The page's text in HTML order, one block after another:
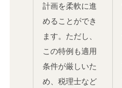
計画を柔軟に進
めることができ
ます。ただし、
この特例も適用
条件が厳しいた
め、税理士など